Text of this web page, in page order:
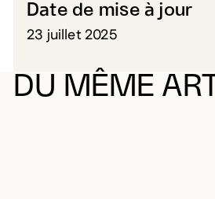
Date de mise à jour
23 juillet 2025
DU MÊME